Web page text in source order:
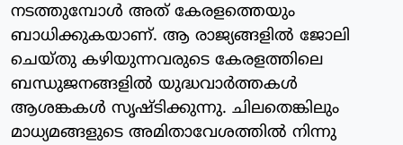
നടത്തുമ്പോൾ അത് കേരളത്തെയും
ബാധിക്കുകയാണ്. ആ രാജ്യങ്ങളിൽ ജോലി
ചെയ്തു കഴിയുന്നവരുടെ കേരളത്തിലെ
ബന്ധുജനങ്ങളിൽ യുദ്ധവാർത്തകൾ
ആശങ്കകൾ സൃഷ്ടിക്കുന്നു. ചിലതെങ്കിലും
മാധ്യമങ്ങളുടെ അമിതാവേശത്തിൽ നിന്നു